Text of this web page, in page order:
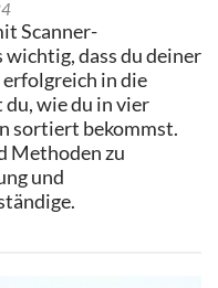
Scanner-
dass du deiner
in die
wie du in vier
sortiert bekommst.
Methoden zu
und